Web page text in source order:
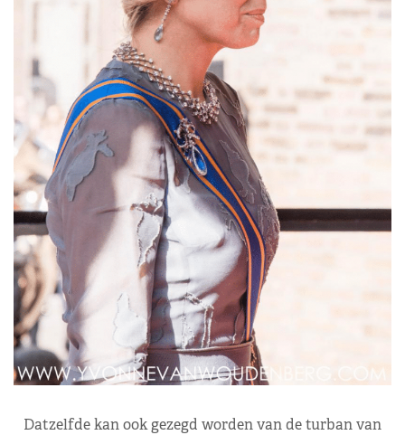
Datzelfde kan ook gezegd worden van de turban van